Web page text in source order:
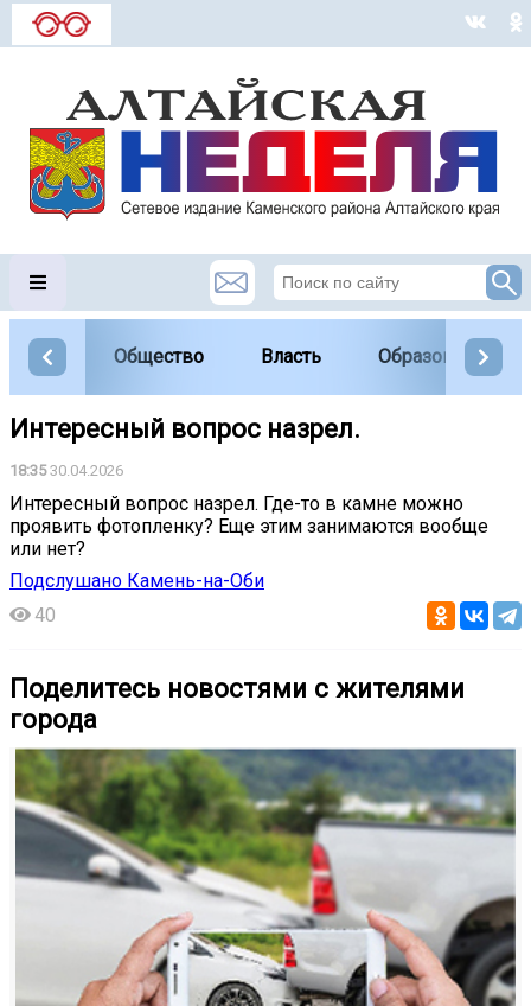
Общество Власть Образование
Интересный вопрос назрел.
18:3530.04.2026
Интересный вопрос назрел. Где-то в камне можно
проявить фотопленку? Еще этим занимаются вообще
или нет?
Подслушано Камень-на-Оби
40
Поделитесь новостями с жителями
города